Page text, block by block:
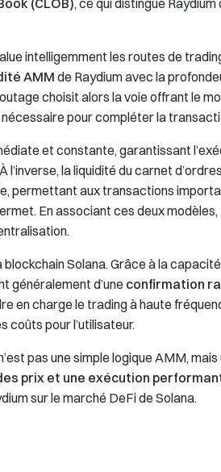
(CLOB), ce qui distingue
intelligemment les routes de
AMM de Raydium avec la
choisit alors la voie offrant le
pour compléter la
et constante, garantissant
la liquidité du carnet
permettant aux transactions
En associant ces deux
Solana. Grâce à la
généralement d’une confirmation
en charge le trading à haute
coûts pour l’utilisateur.
pas une simple logique AMM,
prix et une exécution
sur le marché DeFi de Solana.